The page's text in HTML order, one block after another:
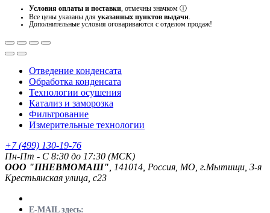
Условия оплаты и поставки , отмечны значком ⓘ
Все цены указаны для указанных пунктов выдачи
Дополнительные условия оговариваются с отделом продаж!
Отведение конденсата
Обработка конденсата
Технологии осушения
Катализ и заморозка
Фильтрование
Измерительные технологии
+7 (499) 130-19-76
Пн-Пт - C 8:30 до 17:30 (МСК)
ООО "ПНЕВМОМАШ" , 141014, Россия, МО, г.Мытищи, 3-я
Крестьянская улица, с23
E-MAIL здесь: